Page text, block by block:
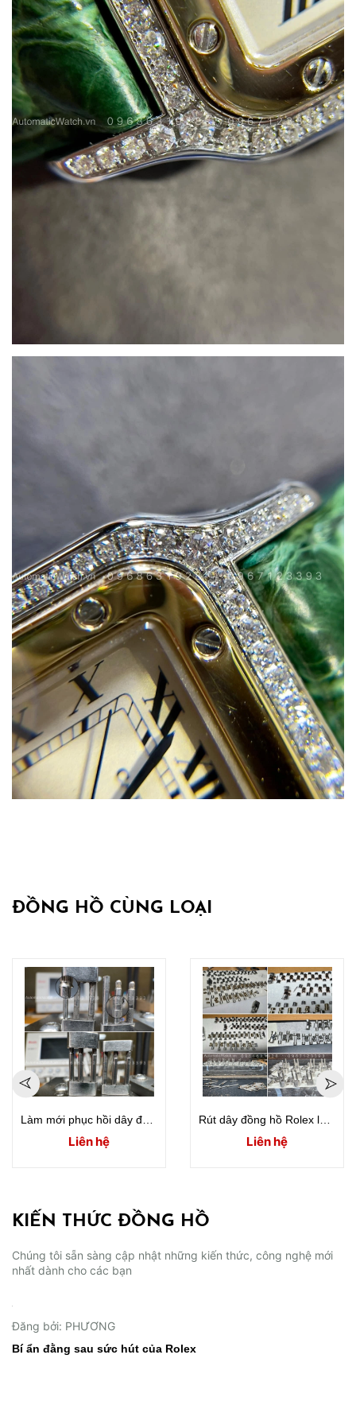
ĐỒNG HỒ CÙNG LOẠI
Làm mới phục hồi dây đồng hồ rolex 116203
Liên hệ
Rút dây đồng hồ Rolex làm mới dây bị nhão hư hỏng do sử dụng lâu ngày
Liên hệ
KIẾN THỨC ĐỒNG HỒ
Chúng tôi sẵn sàng cập nhật những kiến thức, công nghệ mới
nhất dành cho các bạn